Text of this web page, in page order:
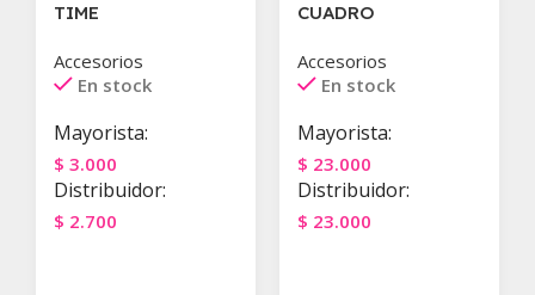
TIME
Accesorios
En stock
Mayorista:
$ 3.000
Distribuidor:
$ 2.700
CUADRO
Accesorios
En stock
Mayorista:
$ 23.000
Distribuidor:
$ 23.000